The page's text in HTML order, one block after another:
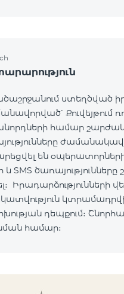
ստեղծված
Քուվեյթում
համար
են օպերատորների
SMS ծառայությունները
Իրադարձությունների
դեպքում։
համար։